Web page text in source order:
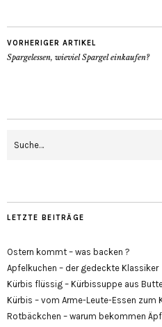
VORHERIGER ARTIKEL
Spargelessen, wieviel Spargel einkaufen?
LETZTE BEITRÄGE
Ostern kommt – was backen ?
Apfelkuchen – der gedeckte Klassiker
Kürbis flüssig – Kürbissuppe aus
Kürbis – vom Arme-Leute-Essen zum
Rotbäckchen – warum bekommen